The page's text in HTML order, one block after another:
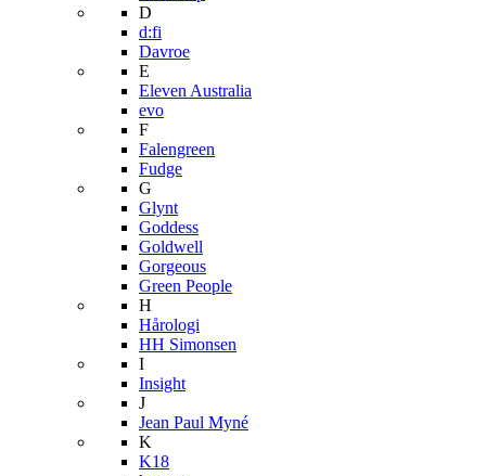
D
d:fi
Davroe
E
Eleven Australia
evo
F
Falengreen
Fudge
G
Glynt
Goddess
Goldwell
Gorgeous
Green People
H
Hårologi
HH Simonsen
I
Insight
J
Jean Paul Myné
K
K18